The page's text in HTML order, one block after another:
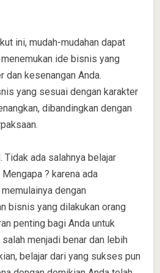
ini, mudah-mudahan dapat
ide bisnis yang
dan kesenangan Anda.
yang sesuai dengan karakter
dibandingkan dengan
Tidak ada salahnya belajar
? karena ada
dengan
bisnis yang dilakukan orang
penting bagi Anda untuk
menjadi benar dan lebih
belajar dari yang sukses pun